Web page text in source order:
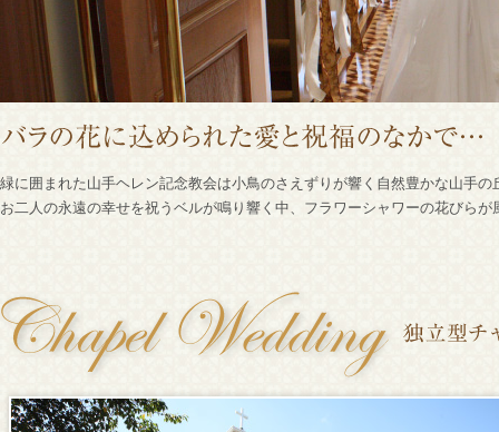
緑に囲まれた山手ヘレン記念教会は小鳥のさえずりが響く自然豊かな山手
お二人の永遠の幸せを祝うベルが鳴り響く中、フラワーシャワーの花びらが